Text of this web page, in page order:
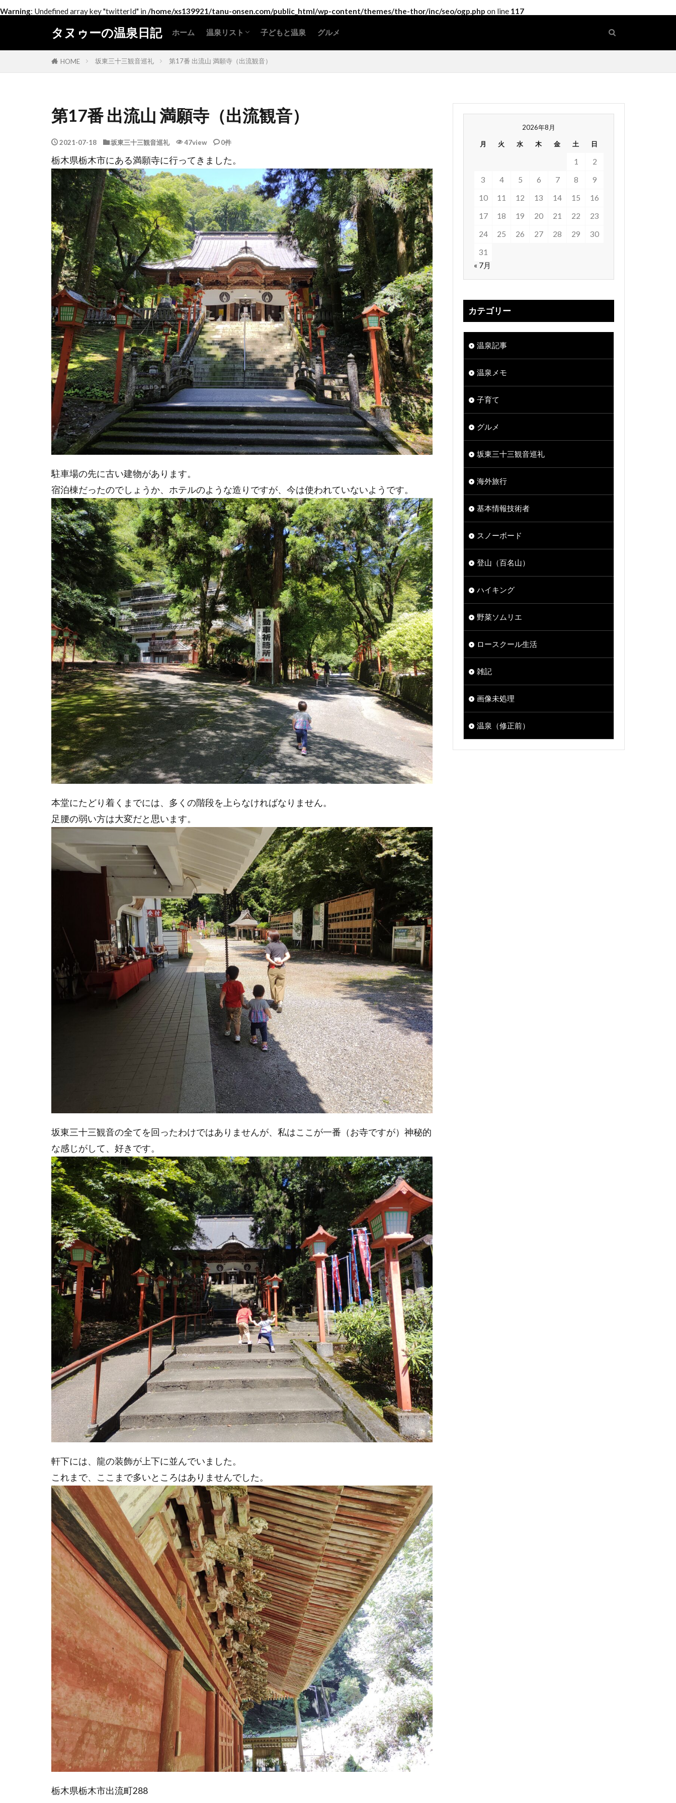
Warning: Undefined array key "twitterId" in/home/xs139921/tanu-onsen.com/public_html/wp-content/themes/the-thor/inc/seo/ogp.php on line 117
タヌゥーの温泉日記 ホーム 温泉リスト 子どもと温泉 グルメ
HOME 坂東三十三観音巡礼 第17番 出流山 満願寺（出流観音）
第17番 出流山 満願寺（出流観音）
2021-07-18 坂東三十三観音巡礼 47view 0件
栃木県栃木市にある満願寺に行ってきました。
駐車場の先に古い建物があります。
宿泊棟だったのでしょうか、ホテルのような造りですが、今は使われていないようです。
本堂にたどり着くまでには、多くの階段を上らなければなりません。
足腰の弱い方は大変だと思います。
坂東三十三観音の全てを回ったわけではありませんが、私はここが一番（お寺ですが）神秘的
な感じがして、好きです。
軒下には、龍の装飾が上下に並んでいました。
これまで、ここまで多いところはありませんでした。
栃木県栃木市出流町288
2026年8月
月 火 水 木 金 土 日
1
2
3
4 5 6 7 8
9
10
11 12 13 14 15
16
17
18 19 20 21 22
23
24
25 26 27 28 29
30
31
« 7月
カテゴリー
温泉記事
温泉メモ
子育て
グルメ
坂東三十三観音巡礼
海外旅行
基本情報技術者
スノーボード
登山（百名山）
ハイキング
野菜ソムリエ
ロースクール生活
雑記
画像未処理
温泉（修正前）